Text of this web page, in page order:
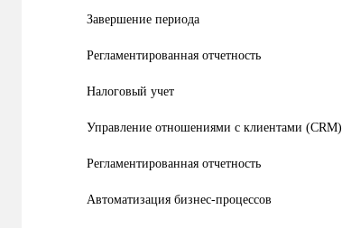
Завершение периода
Регламентированная отчетность
Налоговый учет
Управление отношениями с клиентами (CRM)
Регламентированная отчетность
Автоматизация бизнес-процессов